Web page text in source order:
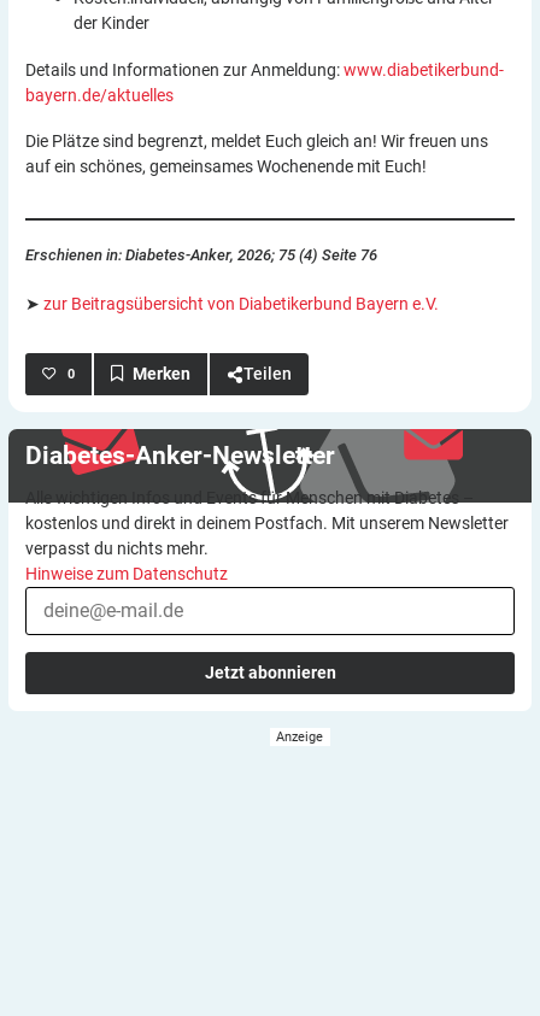
der Kinder
Details und Informationen zur Anmeldung:www.diabetikerbund-
bayern.de/aktuelles
Die Plätze sind begrenzt, meldet Euch gleich an! Wir freuen uns
auf ein schönes, gemeinsames Wochenende mit Euch!
Erschienen in: Diabetes-Anker, 2026; 75 (4) Seite 76
➤ zur Beitragsübersicht von Diabetikerbund Bayern e.V.
0 Teilen
Diabetes-Anker-Newsletter
Alle wichtigen Infos und Events für Menschen mit Diabetes –
kostenlos und direkt in deinem Postfach. Mit unserem Newsletter
verpasst du nichts mehr.
Hinweise zum Datenschutz
Jetzt abonnieren